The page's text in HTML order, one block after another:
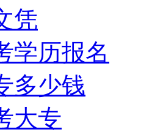
凭
学历报名
多少钱
大专